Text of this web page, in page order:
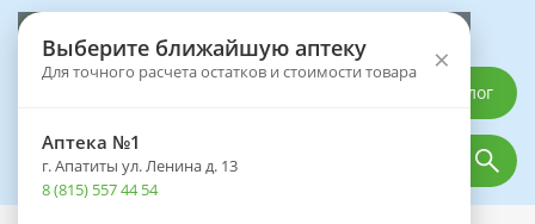
Выберите ближайшую аптеку
Для точного расчета остатков и стоимости товара ×
Аптека №1
г. Апатиты ул. Ленина д. 13
8 (815) 557 44 54
Каталог